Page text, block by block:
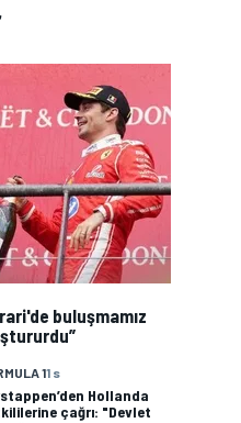
buluşmamız
11 s
Hollanda
çağrı: "Devlet